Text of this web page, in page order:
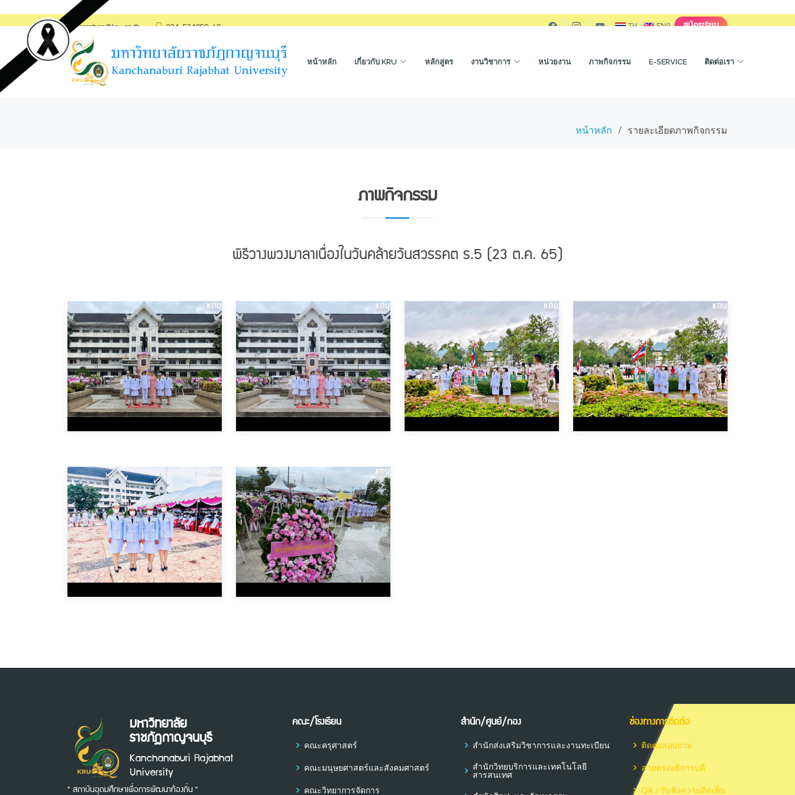
saraban@kru.ac.th 034-534059-60 TH ENG สมัครเรียน
หน้าหลัก เกี่ยวกับ KRU หลักสูตร งานวิชาการ หน่วยงาน ภาพกิจกรรม E-SERVICE ติดต่อเรา
หน้าหลัก รายละเอียดภาพกิจกรรม
ภาพกิจกรรม
พิธีวางพวงมาลาเนื่องในวันคล้ายวันสวรรคต ร.5 (23 ต.ค. 65)
มหาวิทยาลัย
ราชภัฏกาญจนบุรี
Kanchanaburi Rajabhat
University
" สถาบันอุดมศึกษาเพื่อการพัฒนาท้องถิ่น "
คณะ/โรงเรียน
คณะครุศาสตร์
คณะมนุษยศาสตร์และสังคมศาสตร์
คณะวิทยาการจัดการ
สำนัก/ศูนย์/กอง
สำนักส่งเสริมวิชาการและงานทะเบียน
สำนักวิทยบริการและเทคโนโลยี
สารสนเทศ
ช่องทางการติดต่อ
ติดต่อสอบถาม
สายตรงอธิการบดี
QA / รับฟังความคิดเห็น